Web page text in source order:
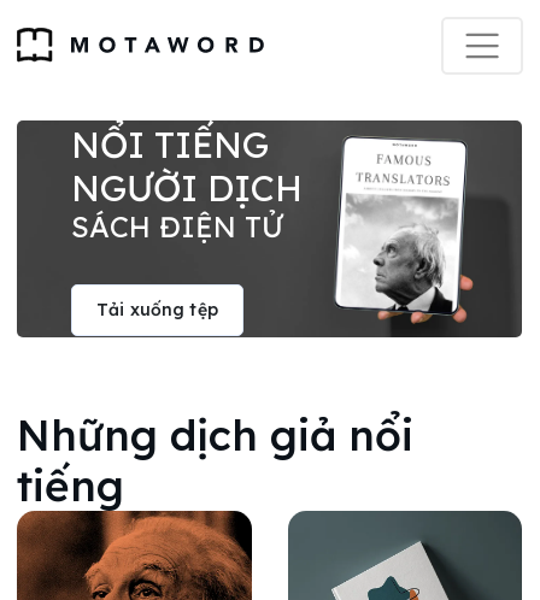
NỔI TIẾNG
NGƯỜI DỊCH
SÁCH ĐIỆN TỬ
Tải xuống tệp
Những dịch giả nổi
tiếng